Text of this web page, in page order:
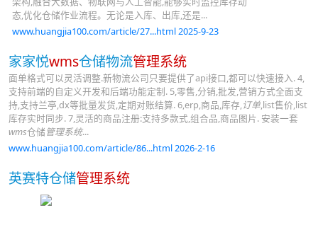
态,优化仓储作业流程。无论是入库、出库,还是...
www.huangjia100.com/article/27...html 2025-9-23
家家悦wms仓储物流管理系统
面单格式可以灵活调整.新物流公司只要提供了api接口,都可以快速接入. 4,
支持前端的自定义开发和后端功能定制. 5,零售,分销,批发,营销方式全面支
持,支持兰亭,dx等批量发货,定期对账结算. 6,erp,商品,库存,订单,list售价,list
库存实时同步. 7,灵活的商品注册:支持多款式,组合品,商品图片. 安装一套
wms仓储管理系统...
www.huangjia100.com/article/86...html 2026-2-16
英赛特仓储管理系统